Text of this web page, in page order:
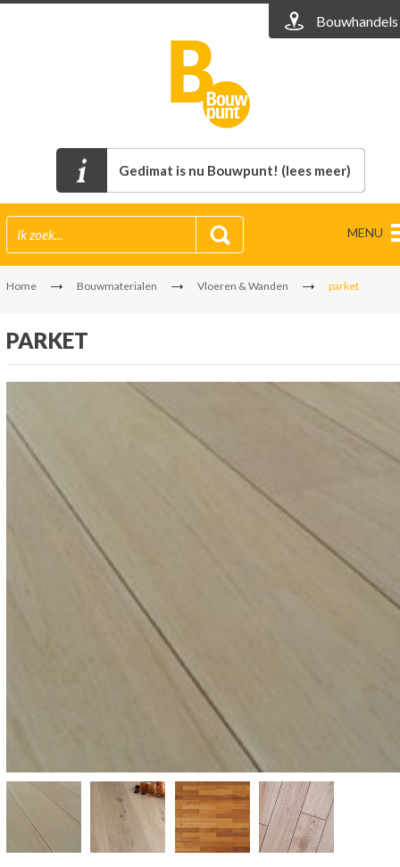
Bouwhandels
Gedimat is nu Bouwpunt! (lees meer)
MENU
Home Bouwmaterialen Vloeren & Wanden parket
PARKET